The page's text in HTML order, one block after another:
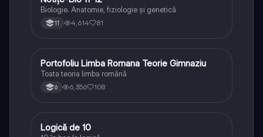
Biologie. Anatomie, fiziologie și genetică
11 4,614 81
Limba și literatura română
Portofoliu Limba Romana Teorie Gimnaziu
Toata teoria limba română
6 6,356 108
Logică
Logică de 10